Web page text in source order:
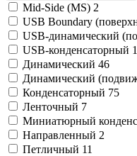
Mid-Side (MS) 2
USB Boundary
USB-динамический
USB-конденсаторный
Динамический 46
Динамический
Конденсаторный 75
Ленточный 7
Миниатюрный
Направленный 2
Петличный 11